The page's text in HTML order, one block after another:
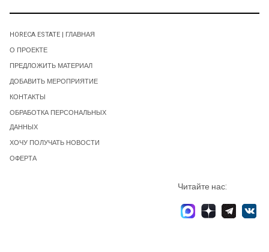
HORECA ESTATE | ГЛАВНАЯ
О ПРОЕКТЕ
ПРЕДЛОЖИТЬ МАТЕРИАЛ
ДОБАВИТЬ МЕРОПРИЯТИЕ
КОНТАКТЫ
ОБРАБОТКА ПЕРСОНАЛЬНЫХ
ДАННЫХ
ХОЧУ ПОЛУЧАТЬ НОВОСТИ
ОФЕРТА
Читайте нас: